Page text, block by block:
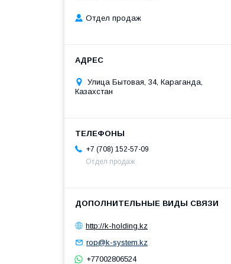
Отдел продаж
Улица Бытовая, 34, Караганда,
Казахстан
+7 (708) 152-57-09
Отдел продаж
http://k-holding.kz
rop@k-system.kz
+77002806524